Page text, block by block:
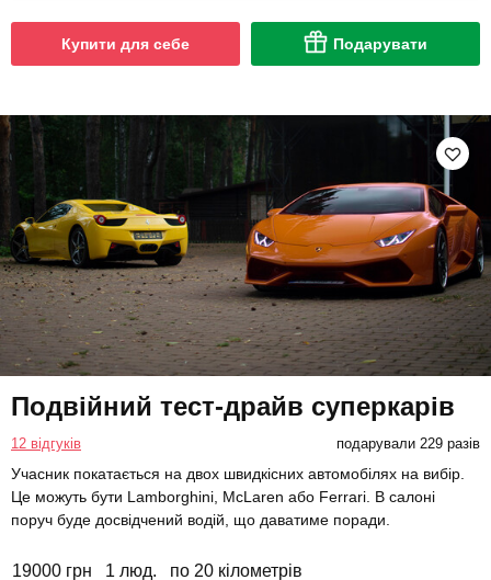
Купити для себе Подарувати
Подвійний тест-драйв суперкарів
12 відгуків подарували 229 разів
Учасник покатається на двох швидкісних автомобілях на вибір.
Це можуть бути Lamborghini, McLaren або Ferrari. В салоні
поруч буде досвідчений водій, що даватиме поради.
19000 грн 1 люд. по 20 кілометрів